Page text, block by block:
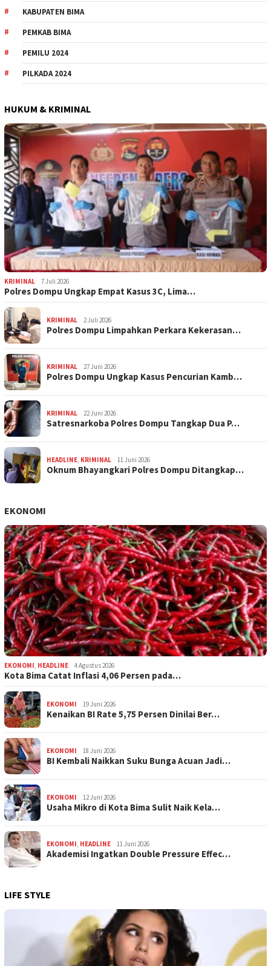
KABUPATEN BIMA
PEMKAB BIMA
PEMILU 2024
PILKADA 2024
HUKUM & KRIMINAL
KRIMINAL 7 Juli 2026
Polres Dompu Ungkap Empat Kasus 3C, Lima…
KRIMINAL 2 Juli 2026
Polres Dompu Limpahkan Perkara Kekerasan…
KRIMINAL 27 Juni 2026
Polres Dompu Ungkap Kasus Pencurian Kamb…
KRIMINAL 22 Juni 2026
Satresnarkoba Polres Dompu Tangkap Dua P…
HEADLINE, KRIMINAL 11 Juni 2026
Oknum Bhayangkari Polres Dompu Ditangkap…
EKONOMI
EKONOMI, HEADLINE 4 Agustus 2026
Kota Bima Catat Inflasi 4,06 Persen pada…
EKONOMI 19 Juni 2026
Kenaikan BI Rate 5,75 Persen Dinilai Ber…
EKONOMI 18 Juni 2026
BI Kembali Naikkan Suku Bunga Acuan Jadi…
EKONOMI 12 Juni 2026
Usaha Mikro di Kota Bima Sulit Naik Kela…
EKONOMI, HEADLINE 11 Juni 2026
Akademisi Ingatkan Double Pressure Effec…
LIFE STYLE